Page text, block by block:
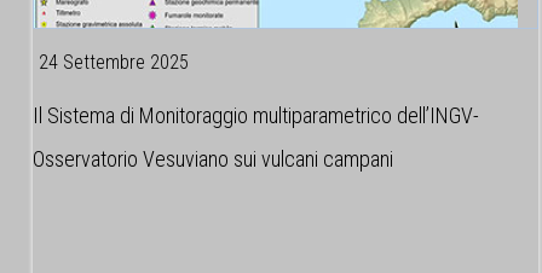
24 Settembre 2025
Il Sistema di Monitoraggio multiparametrico dell’INGV-
Osservatorio Vesuviano sui vulcani campani